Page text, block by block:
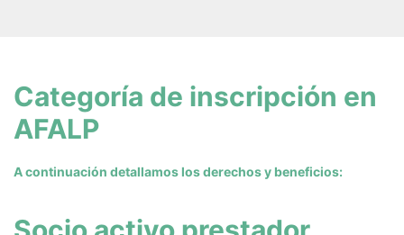
Categoría de inscripción en
AFALP
A continuación detallamos los derechos y beneficios: